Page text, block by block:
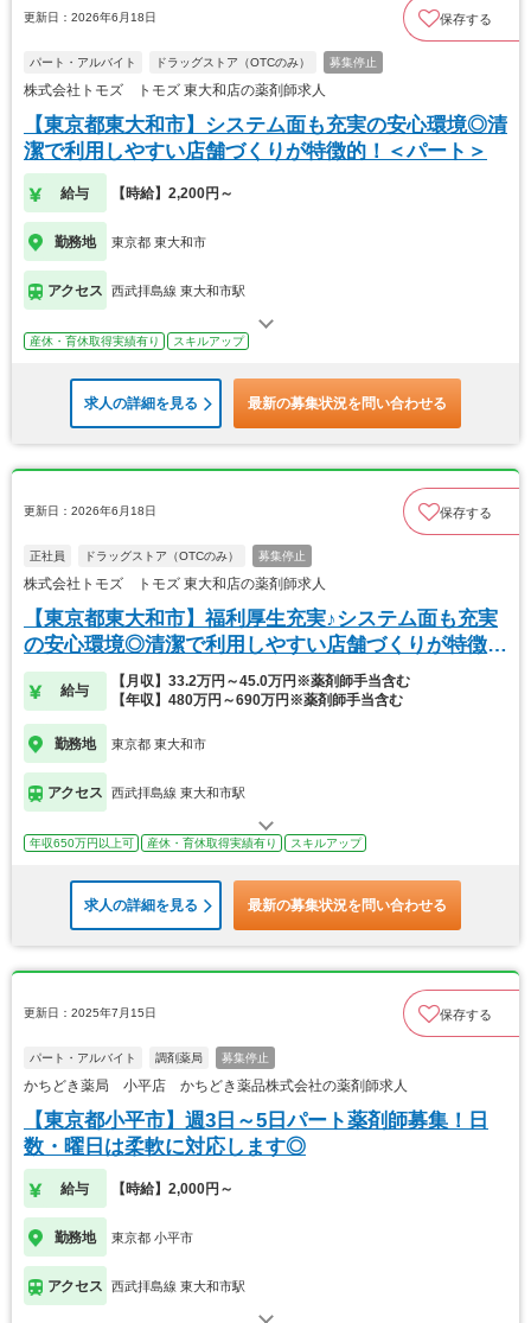
更新日：2026年6月18日 保存する
パート・アルバイト ドラッグストア（OTCのみ） 募集停止
株式会社トモズ トモズ 東大和店の薬剤師求人
【東京都東大和市】システム面も充実の安心環境◎清
潔で利用しやすい店舗づくりが特徴的！＜パート＞
給与 【時給】2,200円～
勤務地 東京都 東大和市
アクセス 西武拝島線 東大和市駅
産休・育休取得実績有り スキルアップ
求人の詳細を見る 最新の募集状況を問い合わせる
更新日：2026年6月18日 保存する
正社員 ドラッグストア（OTCのみ） 募集停止
株式会社トモズ トモズ 東大和店の薬剤師求人
【東京都東大和市】福利厚生充実♪システム面も充実
の安心環境◎清潔で利用しやすい店舗づくりが特徴
的！
給与
【月収】33.2万円～45.0万円※薬剤師手当含む
【年収】480万円～690万円※薬剤師手当含む
勤務地 東京都 東大和市
アクセス 西武拝島線 東大和市駅
年収650万円以上可 産休・育休取得実績有り スキルアップ
求人の詳細を見る 最新の募集状況を問い合わせる
更新日：2025年7月15日 保存する
パート・アルバイト 調剤薬局 募集停止
かちどき薬局 小平店 かちどき薬品株式会社の薬剤師求人
【東京都小平市】週3日～5日パート薬剤師募集！日
数・曜日は柔軟に対応します◎
給与 【時給】2,000円～
勤務地 東京都 小平市
アクセス 西武拝島線 東大和市駅